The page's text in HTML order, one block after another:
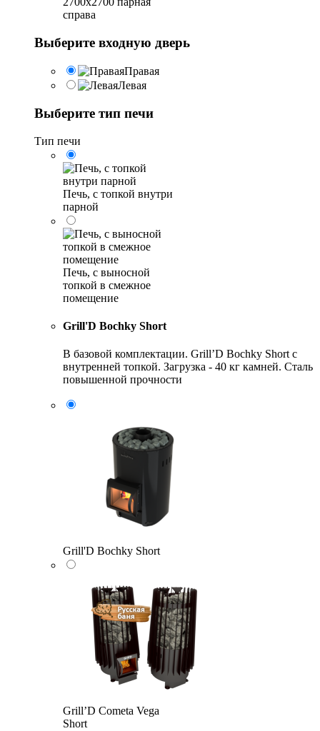
справа
Выберите входную дверь
Правая
Левая
Выберите тип печи
Тип печи
Печь, с топкой внутри
парной
Печь, с выносной
топкой в смежное
помещение
Grill'D Bochky Short
В базовой комплектации. Grill’D Bochky Short с
внутренней топкой. Загрузка - 40 кг камней. Сталь
повышенной прочности
Grill'D Bochky Short
Grill’D Cometa Vega
Short